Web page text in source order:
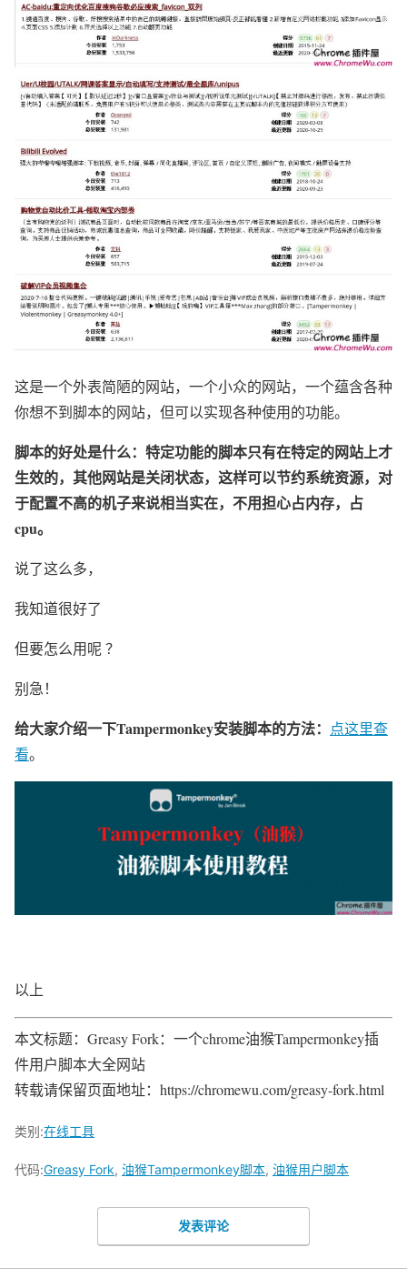
这是一个外表简陋的网站，一个小众的网站，一个蕴含各种
你想不到脚本的网站，但可以实现各种使用的功能。
脚本的好处是什么： 特定功能的脚本只有在特定的网站上才
生效的，其他网站是关闭状态，这样可以节约系统资源，对
于配置不高的机子来说相当实在，不用担心占内存，占
cpu。
说了这么多，
我知道很好了
但要怎么用呢 ？
别急！
给大家介绍一下Tampermonkey安装脚本的方法： 点这里查
看。
以上
本文标题：Greasy Fork：一个chrome油猴Tampermonkey插
件用户脚本大全网站
转载请保留页面地址：https://chromewu.com/greasy-fork.html
类别:在线工具
代码:Greasy Fork, 油猴Tampermonkey脚本, 油猴用户脚本
发表评论